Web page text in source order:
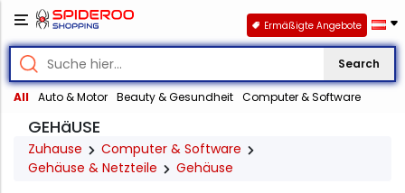
Search
All Auto & Motor Beauty & Gesundheit Computer & Software
Ermäßigte Angebote
GEHäUSE
Zuhause
Computer & Software
Gehäuse & Netzteile
Gehäuse